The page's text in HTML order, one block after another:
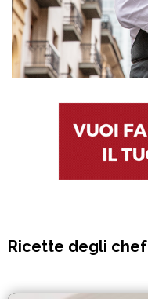
Ricette degli chef